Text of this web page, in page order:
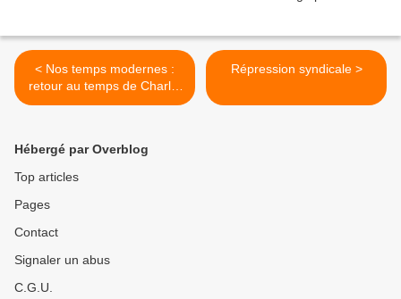
< Nos temps modernes :
retour au temps de Charlot
chez PSA à Mulhouse : le
travaillés
Répression syndicale >
Hébergé par Overblog
Top articles
Pages
Contact
Signaler un abus
C.G.U.